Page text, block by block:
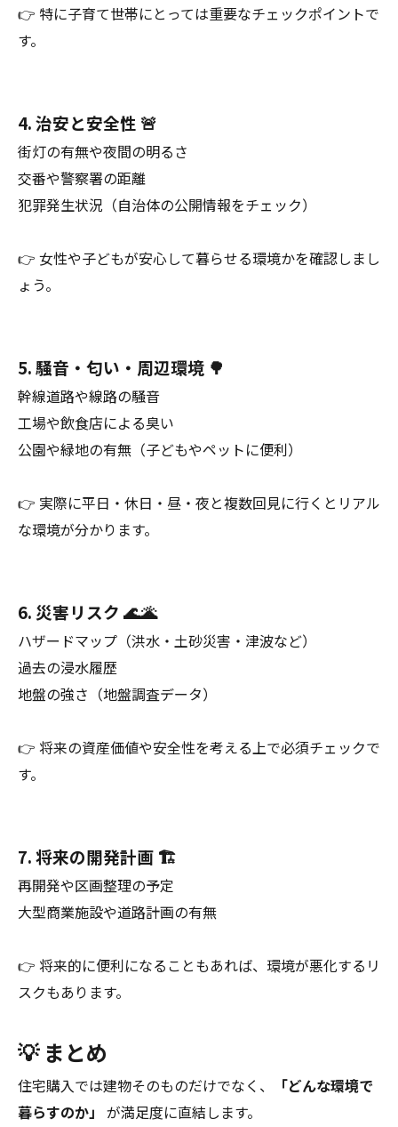
👉 特に子育て世帯にとっては重要なチェックポイントで
す。
4. 治安と安全性 🚨
街灯の有無や夜間の明るさ
交番や警察署の距離
犯罪発生状況（自治体の公開情報をチェック）
👉 女性や子どもが安心して暮らせる環境かを確認しまし
ょう。
5. 騒音・匂い・周辺環境 🌳
幹線道路や線路の騒音
工場や飲食店による臭い
公園や緑地の有無（子どもやペットに便利）
👉 実際に平日・休日・昼・夜と複数回見に行くとリアル
な環境が分かります。
6. 災害リスク 🌊🌋
ハザードマップ（洪水・土砂災害・津波など）
過去の浸水履歴
地盤の強さ（地盤調査データ）
👉 将来の資産価値や安全性を考える上で必須チェックで
す。
7. 将来の開発計画 🏗
再開発や区画整理の予定
大型商業施設や道路計画の有無
👉 将来的に便利になることもあれば、環境が悪化するリ
スクもあります。
💡 まとめ
住宅購入では建物そのものだけでなく、
「どんな環境で
暮らすのか」 が満足度に直結します。